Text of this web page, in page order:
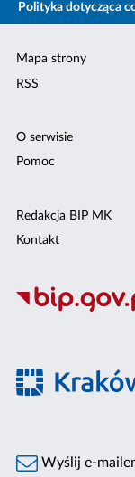
Polityka dotycząca
Mapa strony
RSS
O serwisie
Pomoc
Redakcja BIP MK
Kontakt
Wyślij e-